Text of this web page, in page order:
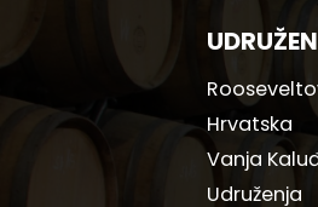
Hrvatska
Vanja
Udruženja